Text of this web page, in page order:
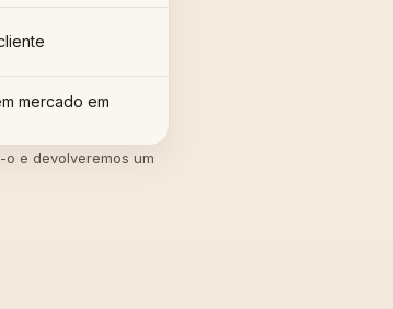
mercado em
e devolveremos um